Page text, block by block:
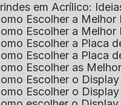
Brindes em Acrílico:
Como Escolher a
Como Escolher a
Como Escolher a Placa
Como Escolher a Placa
Como Escolher as
Como Escolher o
Como Escolher o